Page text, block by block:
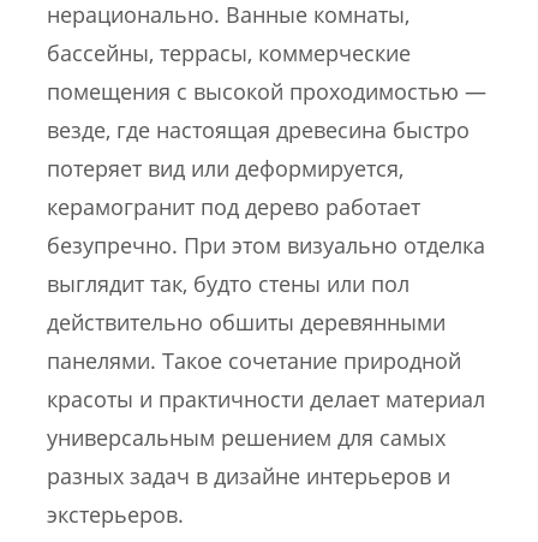
нерационально. Ванные комнаты,
бассейны, террасы, коммерческие
помещения с высокой проходимостью —
везде, где настоящая древесина быстро
потеряет вид или деформируется,
керамогранит под дерево работает
безупречно. При этом визуально отделка
выглядит так, будто стены или пол
действительно обшиты деревянными
панелями. Такое сочетание природной
красоты и практичности делает материал
универсальным решением для самых
разных задач в дизайне интерьеров и
экстерьеров.